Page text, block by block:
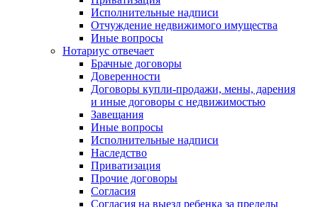
Исполнительные надписи
Отчуждение недвижимого имущества
Иные вопросы
Нотариус отвечает
Брачные договоры
Доверенности
Договоры купли-продажи, мены, дарения
и иные договоры с недвижимостью
Завещания
Иные вопросы
Исполнительные надписи
Наследство
Приватизация
Прочие договоры
Согласия
Согласия на выезд ребенка за пределы